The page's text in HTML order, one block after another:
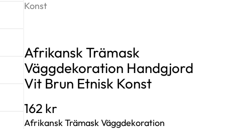
Afrikansk Trämask
Väggdekoration Handgjord
Vit Brun Etnisk Konst
162 kr
Afrikansk Trämask Väggdekoration